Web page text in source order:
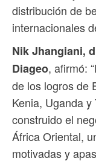
distribución de
internacionales
Nik Jhangiani,
Diageo, afirmó:
de los logros de
Kenia, Uganda
construido el
África Oriental,
motivadas y